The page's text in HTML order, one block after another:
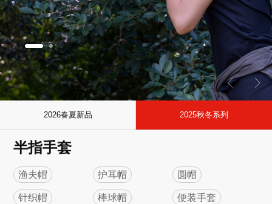
2026春夏新品 2025秋冬系列
半指手套
渔夫帽 护耳帽 圆帽
针织帽 棒球帽 便装手套